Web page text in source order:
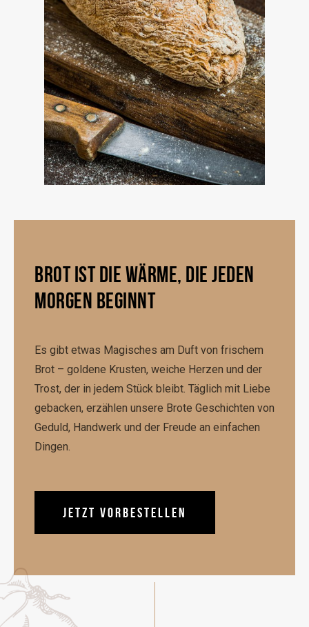
BROT IST DIE WÄRME, DIE JEDEN
MORGEN BEGINNT
Es gibt etwas Magisches am Duft von frischem
Brot – goldene Krusten, weiche Herzen und der
Trost, der in jedem Stück bleibt. Täglich mit Liebe
gebacken, erzählen unsere Brote Geschichten von
Geduld, Handwerk und der Freude an einfachen
Dingen.
JETZT VORBESTELLEN